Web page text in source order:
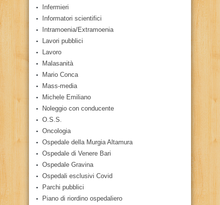
Infermieri
Informatori scientifici
Intramoenia/Extramoenia
Lavori pubblici
Lavoro
Malasanità
Mario Conca
Mass-media
Michele Emiliano
Noleggio con conducente
O.S.S.
Oncologia
Ospedale della Murgia Altamura
Ospedale di Venere Bari
Ospedale Gravina
Ospedali esclusivi Covid
Parchi pubblici
Piano di riordino ospedaliero